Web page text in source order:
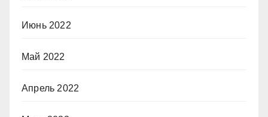
Июнь 2022
Май 2022
Апрель 2022